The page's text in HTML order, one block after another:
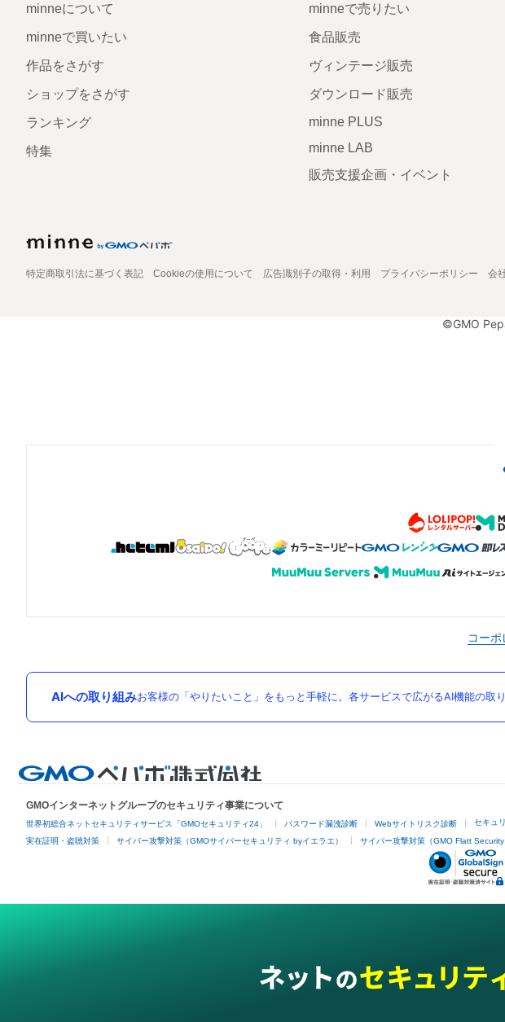
minneについて
minneで買いたい
作品をさがす
ショップをさがす
ランキング
特集
minneで売りたい
食品販売
ヴィンテージ販売
ダウンロード販売
minne PLUS
minne LAB
販売支援企画・イベント
特定商取引法に基づく表記 Cookieの使用について 広告識別子の取得・利用 プライバシーポリシー 会
©GMO
コーポ
AIへの取り組みお客様の「やりたいこと」をもっと手軽に。各サービスで広がるAI機能の取
GMOインターネットグループのセキュリティ事業について
世界初総合ネットセキュリティサービス「GMOセキュリティ24」 パスワード漏洩診断 Webサイトリスク診断 セキュ
実在証明・盗聴対策 サイバー攻撃対策（GMOサイバーセキュリティ byイエラエ） サイバー攻撃対策（GMO Flatt Security